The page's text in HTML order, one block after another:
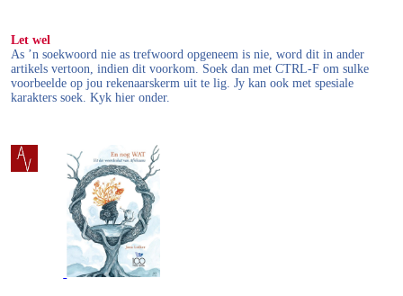
Let wel
As ’n soekwoord nie as trefwoord opgeneem is nie, word dit in ander
artikels vertoon, indien dit voorkom. Soek dan met CTRL-F om sulke
voorbeelde op jou rekenaarskerm uit te lig. Jy kan ook met spesiale
karakters soek. Kyk hier onder.